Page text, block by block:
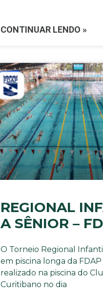
CONTINUAR LENDO »
REGIONAL
A SÊNIOR –
O Torneio Regional
em piscina longa da FDAP
realizado na piscina do
Curitibano no dia